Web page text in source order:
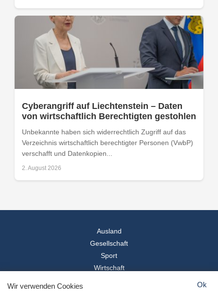
Cyberangriff auf Liechtenstein – Daten
von wirtschaftlich Berechtigten gestohlen
Unbekannte haben sich widerrechtlich Zugriff auf das
Verzeichnis wirtschaftlich berechtigter Personen (VwbP)
verschafft und Datenkopien...
2. August 2026
Ausland
Gesellschaft
Sport
Wirtschaft
© 2026Landesspiegel
Wir verwenden Cookies Ok